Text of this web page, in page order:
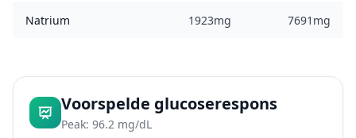
Natrium 1923mg 7691mg
Voorspelde glucoserespons
Peak: 96.2 mg/dL